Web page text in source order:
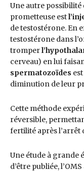
Une autre
prometteuse est
de testostérone. En
testostérone dans
tromper
cerveau) en lui
spermatozoïdes
diminution de leur
Cette méthode
réversible,
fertilité après l’arrêt
Une étude à grande
d’être publiée,